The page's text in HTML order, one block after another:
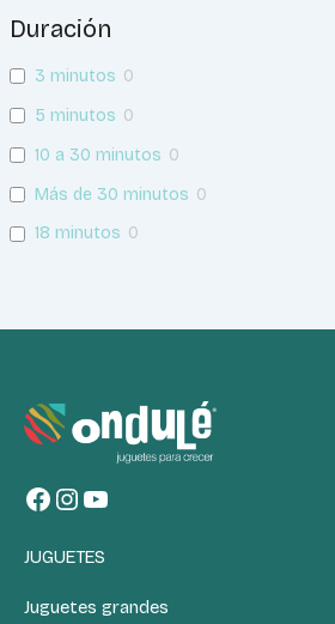
Duración
3 minutos 0
5 minutos 0
10 a 30 minutos 0
Más de 30 minutos 0
18 minutos 0
Facebook
Instagram
YouTube
JUGUETES
Juguetes grandes